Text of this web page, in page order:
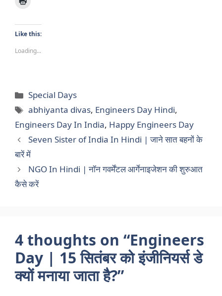
Like this:
Loading...
Categories
Special Days
Tags
abhiyanta divas, Engineers Day Hindi,
Engineers Day In India, Happy Engineers Day
Seven Sister of India In Hindi | जाने सात बहनों के
बारें में
NGO In Hindi | नॉन गवर्मेंटल आर्गेनाइजेशन की शुरुआत
कैसे करें
4 thoughts on “Engineers
Day | 15 सितंबर को इंजीनियर्स डे
क्यों मनाया जाता है?”